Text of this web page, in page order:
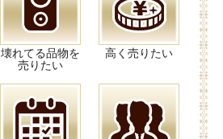
壊れてる品物を
売りたい
高く売りたい